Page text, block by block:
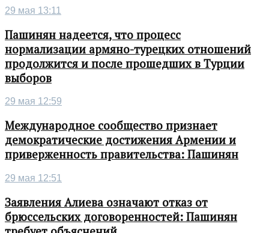
29 мая 13:11
Пашинян надеется, что процесс
нормализации армяно-турецких отношений
продолжится и после прошедших в Турции
выборов
29 мая 12:59
Международное сообщество признает
демократические достижения Армении и
приверженность правительства: Пашинян
29 мая 12:51
Заявления Алиева означают отказ от
брюссельских договоренностей: Пашинян